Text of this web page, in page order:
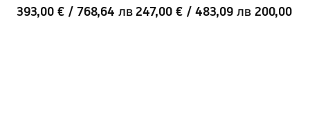
393,00 € / 768,64 лв247,00 € / 483,09 лв 200,00 €